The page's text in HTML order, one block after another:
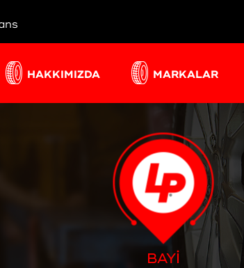
HAKKIMIZDA MARKALAR
BAYİ